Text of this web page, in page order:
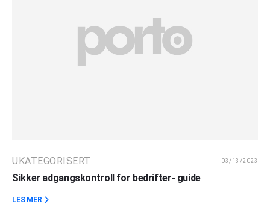
UKATEGORISERT 03/13/2023
Sikker adgangskontroll for bedrifter- guide
LES MER